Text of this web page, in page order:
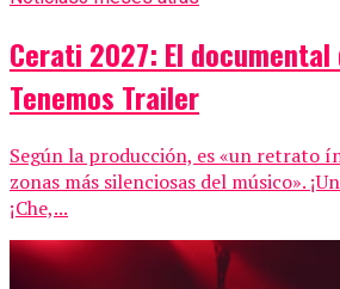
Cerati 2027: El
Tenemos Trailer
Según la producción, es «un retrato
zonas más silenciosas del músico».
¡Che,...